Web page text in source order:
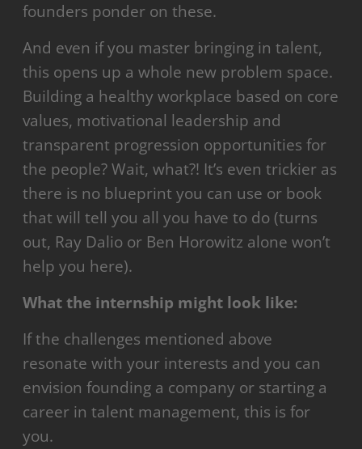
founders ponder on these.
And even if you master bringing in talent,
this opens up a whole new problem space.
Building a healthy workplace based on core
values, motivational leadership and
transparent progression opportunities for
the people? Wait, what?! It’s even trickier as
there is no blueprint you can use or book
that will tell you all you have to do (turns
out, Ray Dalio or Ben Horowitz alone won’t
help you here).
What the internship might look like:
If the challenges mentioned above
resonate with your interests and you can
envision founding a company or starting a
career in talent management, this is for
you.